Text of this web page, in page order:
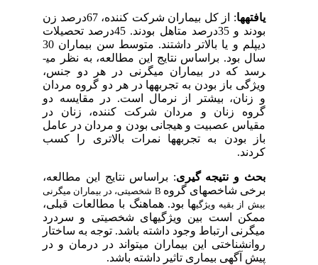
یافته­ها
: از کل بیماران شرکت کننده، 67درصد زن
بودند و 35درصد متاهل بودند. 45درصد تحصیلات
دیپلم و یا بالاتر داشتند. متوسط سن بیماران 30
سال بود. براساس نتایج این مطالعه، به نظر می­
رسد که در بیماران میگرنی در هر دو جنس،
ویژگی باز بودن به تجربه ­هادر هر دو گروه مردان
و زنان، بیشتر از نرمال است. در مقایسه دو
گروه زنان و مردان شرکت کننده، زنان در
مقیاس عصبیت و هیجانی بودن و مردان در عامل
باز بودن به تجربه ­هانمرات بالاتری را کسب
کردند.
بحث و نتیجه گیری: براساس نتایج این مطالعه،
برخی شاخص­های گروهB شخصیتی، در بیماران میگرنی
بیش از بقیه ویژگی­هابود. هماهنگ با مطالعات قبلی،
ممکن است بین ویژگی­های شخصیتی و سردرد
میگرنی ارتباط وجود داشته باشد. توجه به ساختار
روان­شناختیاین بیماران می­تواند در درمان و در
پیش آگهی بیماری تاثیر داشته باشد.